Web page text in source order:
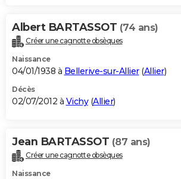
Albert BARTASSOT (74 ans)
Créer une cagnotte obsèques
Naissance
04/01/1938 à Bellerive-sur-Allier(Allier)
Décès
02/07/2012 à Vichy(Allier)
Jean BARTASSOT (87 ans)
Créer une cagnotte obsèques
Naissance